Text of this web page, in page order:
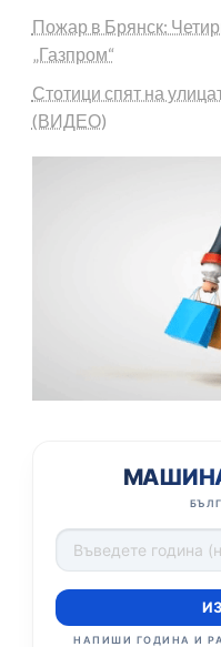
Пожар в Брянск:
„Газпром“
Стотици спят на
(ВИДЕО)
НАПИШИ ГОДИНА И